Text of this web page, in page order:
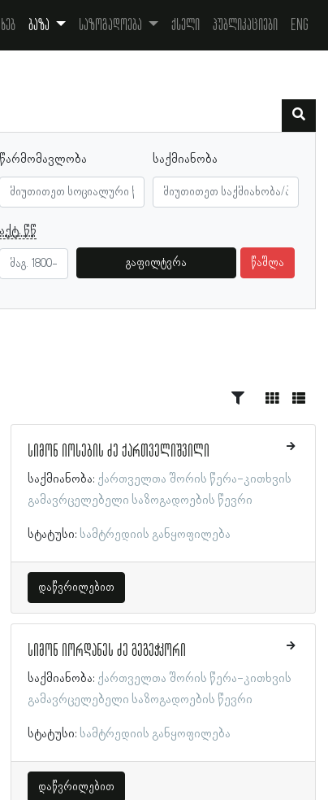
ბაზა საზოგადოება ქსელი პუბლიკაციები Eng
წარმომავლობა საქმიანობა
აქტ. წწ
გაფილტვრა წაშლა
სიმონ იოსების ძე ქართველიშვილი
საქმიანობა: ქართველთა შორის წერა-კითხვის
გამავრცელებელი საზოგადოების წევრი
სტატუსი: სამტრედიის განყოფილება
დაწვრილებით
სიმონ იორდანეს ძე გეგეჭკორი
საქმიანობა: ქართველთა შორის წერა-კითხვის
გამავრცელებელი საზოგადოების წევრი
სტატუსი: სამტრედიის განყოფილება
დაწვრილებით